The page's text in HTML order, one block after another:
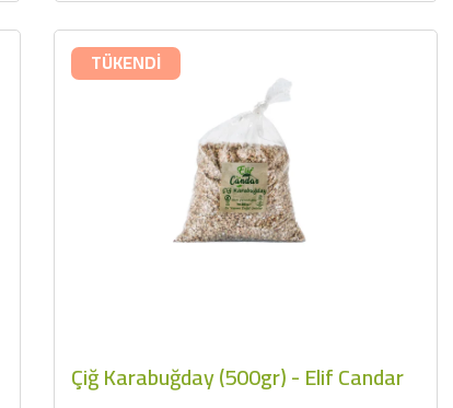
TÜKENDİ
Çiğ Karabuğday (500gr) - Elif Candar